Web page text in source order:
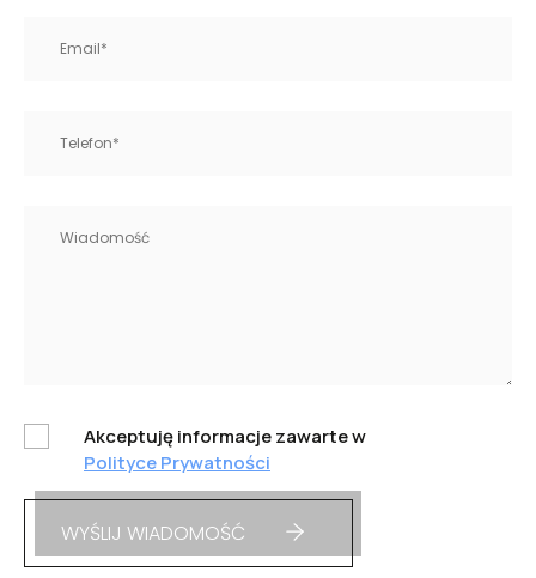
Akceptuję informacje zawarte w
Polityce Prywatności